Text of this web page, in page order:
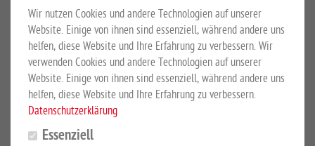
Breiten der
Drehflügeltore:
1.000-6.000 mm (1-flügelig), 4.000-8.000
mm (2-flügelig)
Breiten der
Schiebetore:
7.000 mm und 10.000 nn
Verarbeitung:
Wir nutzen Cookies und andere Technologien auf unserer
Website. Einige von ihnen sind essenziell, während andere uns
helfen, diese Website und Ihre Erfahrung zu verbessern. Wir
verwenden Cookies und andere Technologien auf unserer
Website. Einige von ihnen sind essenziell, während andere uns
helfen, diese Website und Ihre Erfahrung zu verbessern.
Datenschutzerklärung
Essenziell